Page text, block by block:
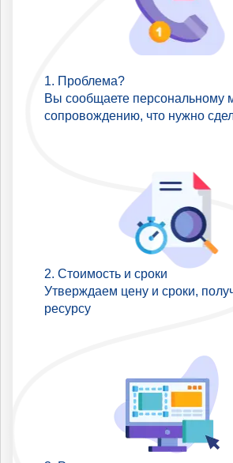
Проблема?
Вы сообщаете персональному
сопровождению, что нужно
Стоимость и сроки
Утверждаем цену и сроки,
ресурсу